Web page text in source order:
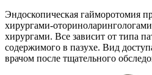
Эндоскопическая гайморотомия
хирургами-
хирургами. Все зависит от типа
содержимого в пазухе. Вид
врачом после тщательного